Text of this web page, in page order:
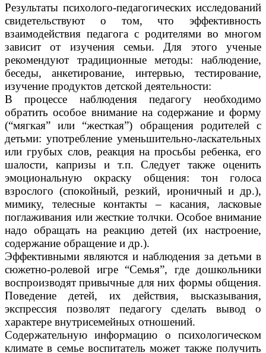
Результаты психолого-педагогических исследований
свидетельствуют о том, что эффективность
взаимодействия педагога с родителями во многом
зависит от изучения семьи. Для этого ученые
рекомендуют традиционные методы: наблюдение,
беседы, анкетирование, интервью, тестирование,
изучение продуктов детской деятельности:
В процессе наблюдения педагогу необходимо
обратить особое внимание на содержание и форму
(“мягкая” или “жесткая”) обращения родителей с
детьми: употребление уменьшительно-ласкательных
или грубых слов, реакция на просьбы ребенка, его
шалости, капризы и т.п. Следует также оценить
эмоциональную окраску общения: тон голоса
взрослого (спокойный, резкий, ироничный и др.),
мимику, телесные контакты – касания, ласковые
поглаживания или жесткие толчки. Особое внимание
надо обращать на реакцию детей (их настроение,
содержание обращение и др.).
Эффективными являются и наблюдения за детьми в
сюжетно-ролевой игре “Семья”, где дошкольники
воспроизводят привычные для них формы общения.
Поведение детей, их действия, высказывания,
экспрессия позволят педагогу сделать вывод о
характере внутрисемейных отношений.
Содержательную информацию о психологическом
климате в семье воспитатель может также получить